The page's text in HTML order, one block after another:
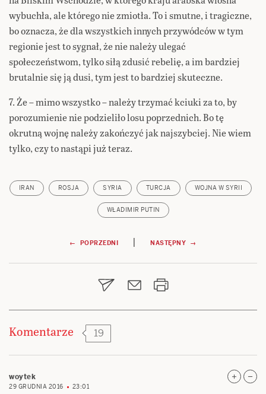
wybuchła, ale którego nie zmiotła. To i smutne, i tragiczne,
bo oznacza, że dla wszystkich innych przywódców w tym
regionie jest to sygnał, że nie należy ulegać
społeczeństwom, tylko siłą zdusić rebelię, a im bardziej
brutalnie się ją dusi, tym jest to bardziej skuteczne.
7. Że – mimo wszystko – należy trzymać kciuki za to, by
porozumienie nie podzieliło losu poprzednich. Bo tę
okrutną wojnę należy zakończyć jak najszybciej. Nie wiem
tylko, czy to nastąpi już teraz.
IRAN ROSJA SYRIA TURCJA WOJNA W SYRII
WŁADIMIR PUTIN
Nawigacja
wpisu
← POPRZEDNI | NASTĘPNY →
Komentarze 19
woytek
29 GRUDNIA 2016 23:01